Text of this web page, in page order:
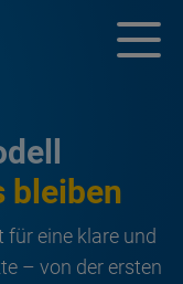
bleiben
eine klare und
– von der ersten